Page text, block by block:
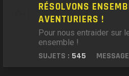
RÉSOLVONS
AVENTURIERS !
Pour nous entraider sur
ensemble !
SUJETS : 545